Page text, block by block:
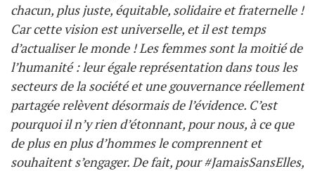
chacun, plus juste, équitable, solidaire et fraternelle !
Car cette vision est universelle, et il est temps
d’actualiser le monde ! Les femmes sont la moitié de
l’humanité : leur égale représentation dans tous les
secteurs de la société et une gouvernance réellement
partagée relèvent désormais de l’évidence. C’est
pourquoi il n’y rien d’étonnant, pour nous, à ce que
de plus en plus d’hommes le comprennent et
souhaitent s’engager. De fait, pour #JamaisSansElles,